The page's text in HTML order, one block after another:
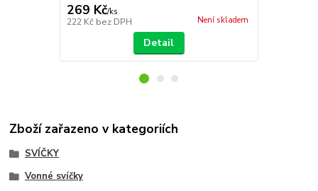
269 Kč/ks
222 Kč bez DPH Není skladem
Detail
Zboží zařazeno v kategoriích
SVÍČKY
Vonné svíčky